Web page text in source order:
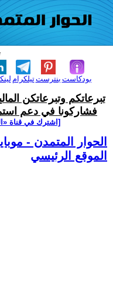
تيلكرامبنترست بودكاست
تبرعاتكم وتبرعاتكن
فشاركونا في دعم
[اشترك في قناة
الحوار المتمدن -
الموقع الرئيسي